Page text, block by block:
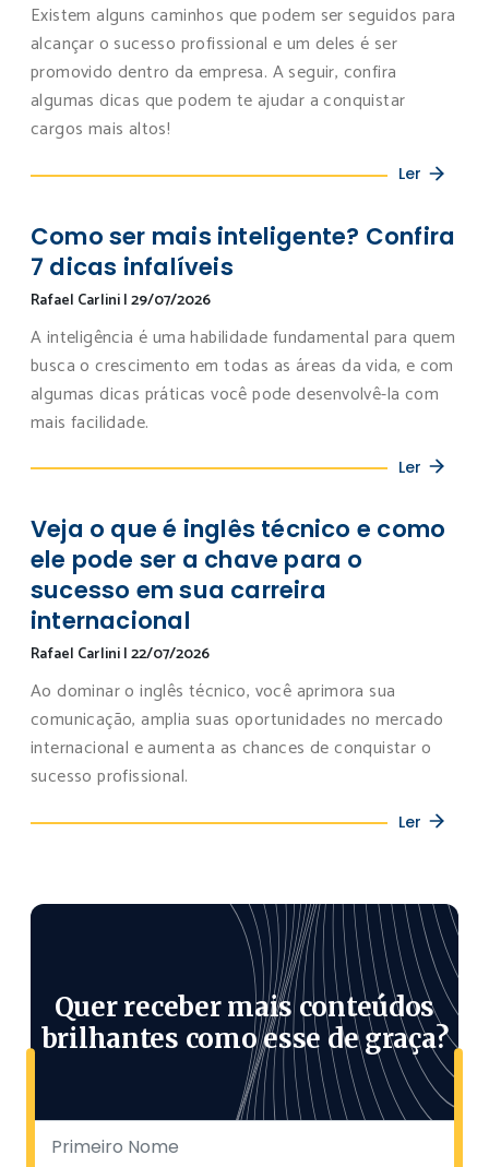
Existem alguns caminhos que podem ser seguidos para
alcançar o sucesso profissional e um deles é ser
promovido dentro da empresa. A seguir, confira
algumas dicas que podem te ajudar a conquistar
cargos mais altos!
Ler
Como ser mais inteligente? Confira
7 dicas infalíveis
Rafael Carlini|29/07/2026
A inteligência é uma habilidade fundamental para quem
busca o crescimento em todas as áreas da vida, e com
algumas dicas práticas você pode desenvolvê-la com
mais facilidade.
Ler
Veja o que é inglês técnico e como
ele pode ser a chave para o
sucesso em sua carreira
internacional
Rafael Carlini|22/07/2026
Ao dominar o inglês técnico, você aprimora sua
comunicação, amplia suas oportunidades no mercado
internacional e aumenta as chances de conquistar o
sucesso profissional.
Ler
Quer receber mais conteúdos
brilhantes como esse de graça?